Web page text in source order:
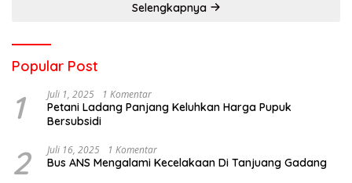
Selengkapnya
Popular Post
1 Juli 1, 2025 1 Komentar
Petani Ladang Panjang Keluhkan Harga Pupuk
Bersubsidi
2 Juli 16, 2025 1 Komentar
Bus ANS Mengalami Kecelakaan Di Tanjuang Gadang